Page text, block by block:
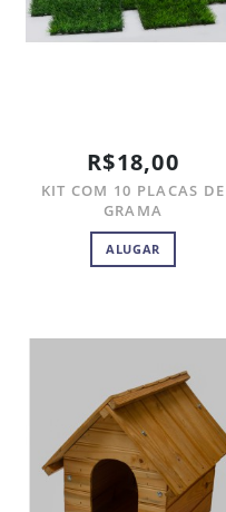
R$18,00
KIT COM 10 PLACAS DE
GRAMA
ALUGAR